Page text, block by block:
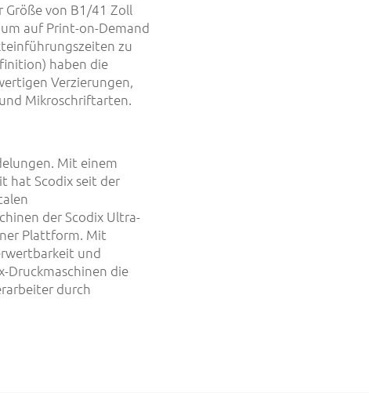
Größe von B1/41 Zoll
auf Print-on-Demand
zu
haben die
Verzierungen,
Mikroschriftarten.
Mit einem
hat Scodix seit der
der Scodix Ultra-
Plattform. Mit
und
Druckmaschinen die
durch